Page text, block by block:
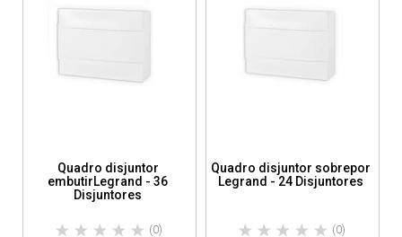
Quadro disjuntor
embutirLegrand - 36
Disjuntores
(0)
Quadro disjuntor sobrepor
Legrand - 24 Disjuntores
(0)